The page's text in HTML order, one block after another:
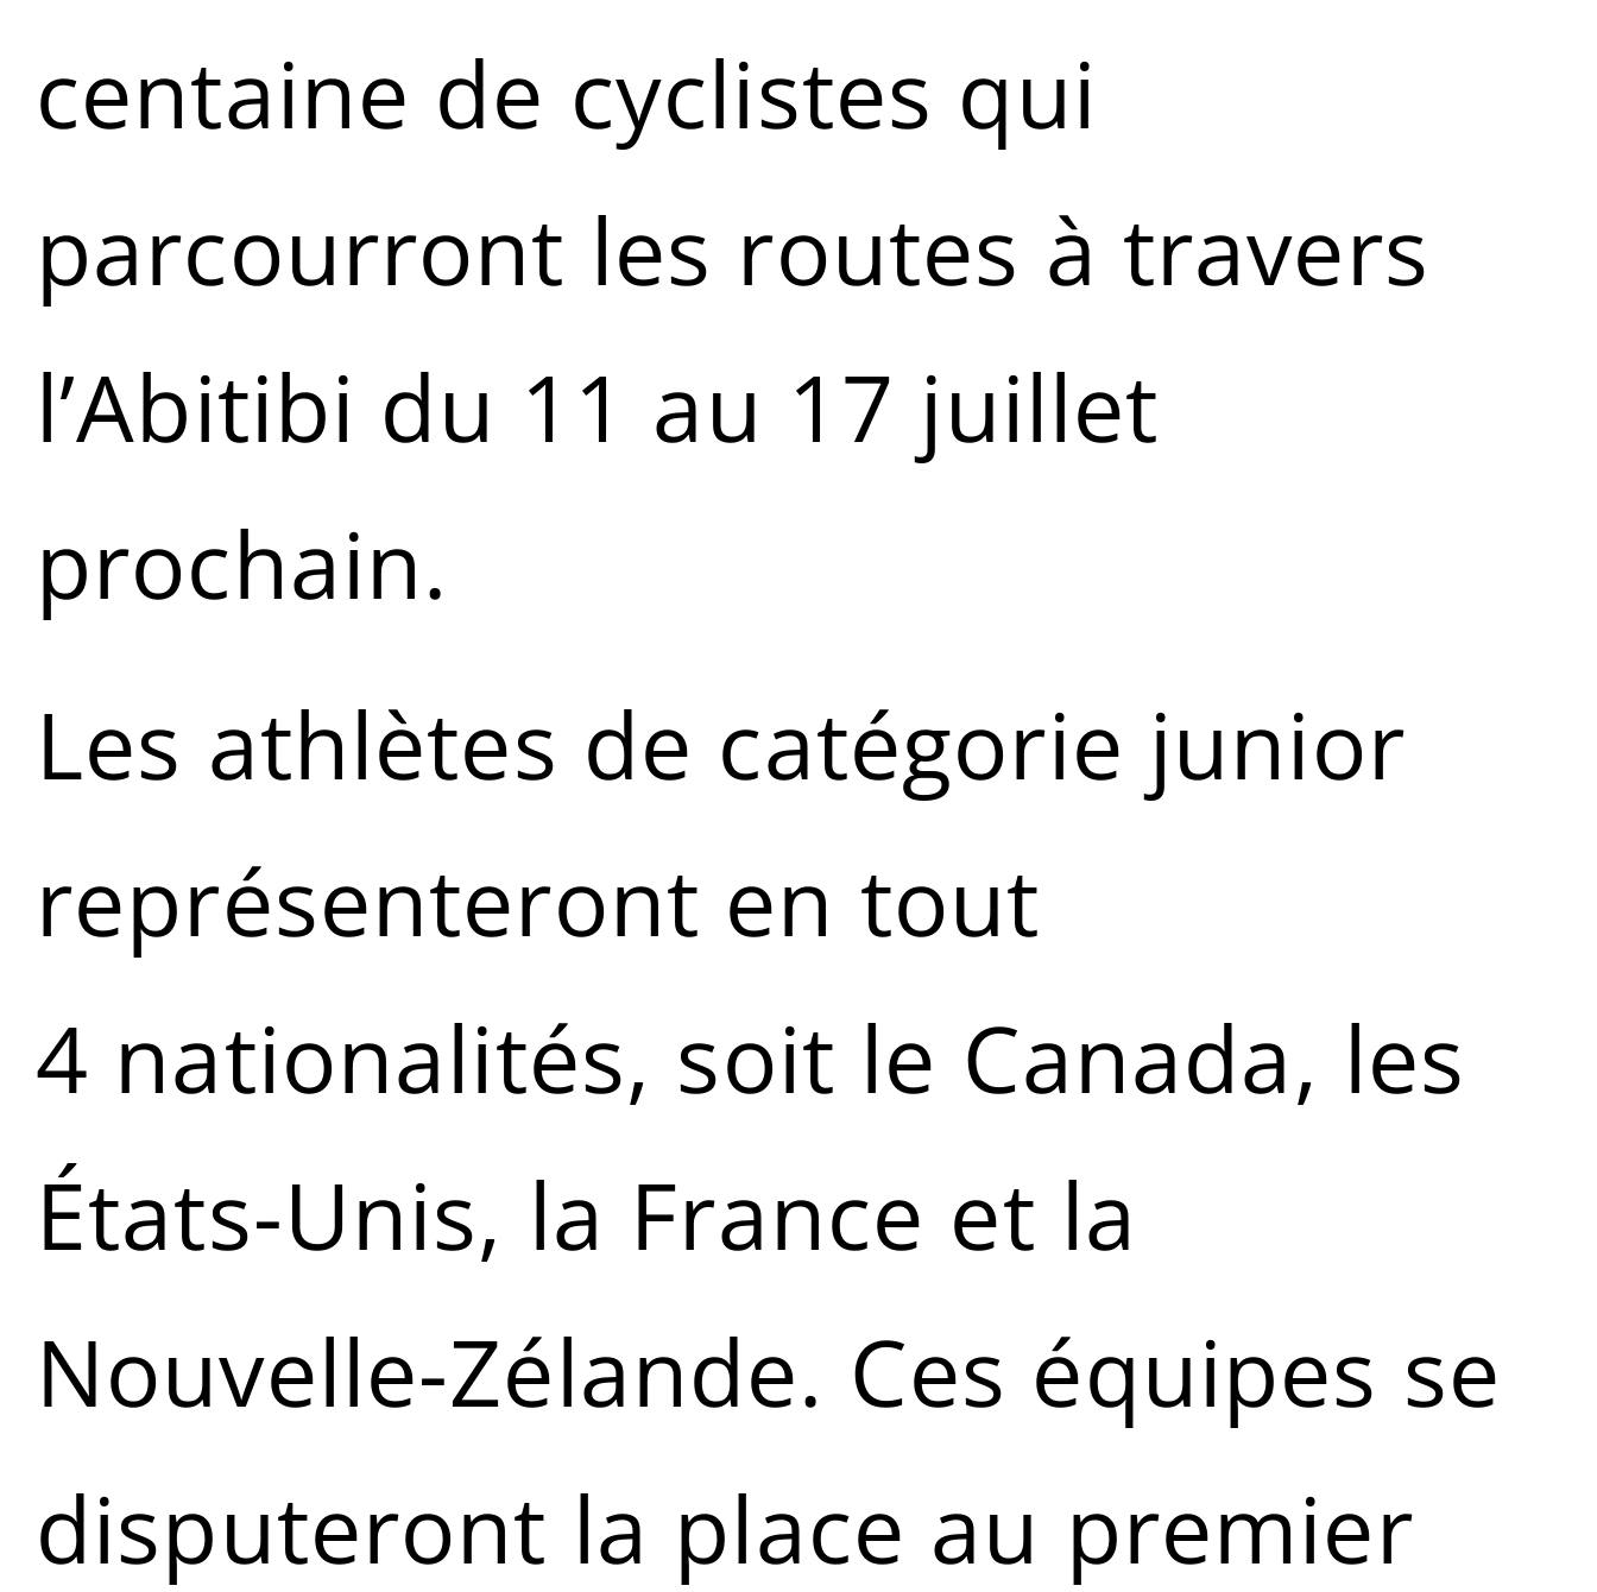
centaine de cyclistes qui
parcourront les routes à travers
l’Abitibi du 11 au 17 juillet
prochain.
Les athlètes de catégorie junior
représenteront en tout
4 nationalités, soit le Canada, les
États-Unis, la France et la
Nouvelle-Zélande. Ces équipes se
disputeront la place au premier